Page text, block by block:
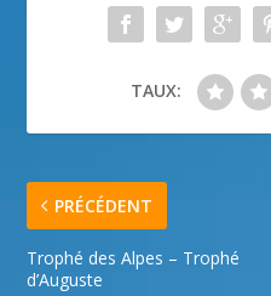
TAUX:
PRÉCÉDENT
Trophé des Alpes – Trophé
d’Auguste